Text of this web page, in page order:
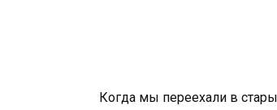
Когда мы переехали в